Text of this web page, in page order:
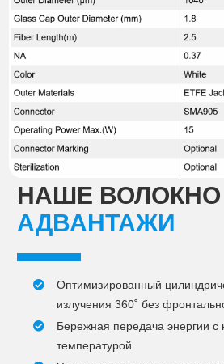
НАШЕ ВОЛОКНО
АДВАНТАЖИ
Оптимизированный
излучения 360˚ без
Бережная передача энергии с
температурой